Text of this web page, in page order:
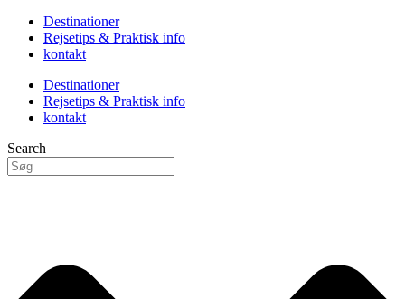
Destinationer
Rejsetips & Praktisk info
kontakt
Destinationer
Rejsetips & Praktisk info
kontakt
Search